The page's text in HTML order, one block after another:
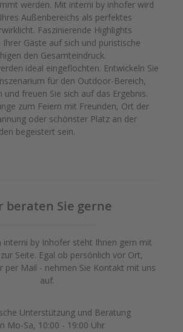
werden. Mit interni by inhofer wird
Außenbereichs als perfektes
Faszinierende Highlights
Ihrer Gäste auf sich und puristische
den Gesamteindruck.
ideal eingeflochten. Entwickeln Sie
für den Outdoor-Bereich,
und freuen Sie sich auf das Ergebnis.
zum Feiern mit Freunden, Ort der
oder schönster Platz an der
begeistert sein.
beraten Sie gerne
interni by Inhofer steht Ihnen gern mit
Seite. Egal ob persönlich vor Ort,
per Mail - nehmen Sie Kontakt mit uns
auf.
Unterstützung und Beratung
Mo-Sa, 10:00 - 19:00 Uhr